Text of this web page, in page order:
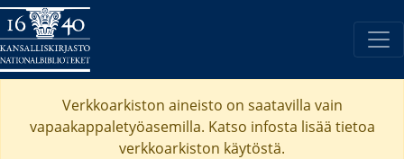
Verkkoarkiston aineisto on saatavilla vain
vapaakappaletyöasemilla. Katso infosta lisää tietoa
verkkoarkiston käytöstä.